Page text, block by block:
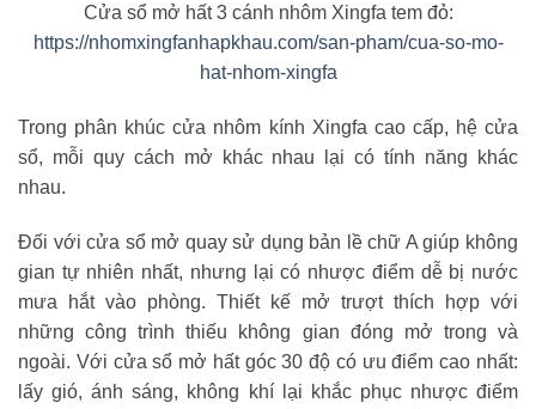
Cửa sổ mở hất 3 cánh nhôm Xingfa tem đỏ:
https://nhomxingfanhapkhau.com/san-pham/cua-so-mo-
hat-nhom-xingfa
Trong phân khúc cửa nhôm kính Xingfa cao cấp, hệ cửa
sổ, mỗi quy cách mở khác nhau lại có tính năng khác
nhau.
Đối với cửa sổ mở quay sử dụng bản lề chữ A giúp không
gian tự nhiên nhất, nhưng lại có nhược điểm dễ bị nước
mưa hắt vào phòng. Thiết kế mở trượt thích hợp với
những công trình thiếu không gian đóng mở trong và
ngoài. Với cửa sổ mở hất góc 30 độ có ưu điểm cao nhất:
lấy gió, ánh sáng, không khí lại khắc phục nhược điểm